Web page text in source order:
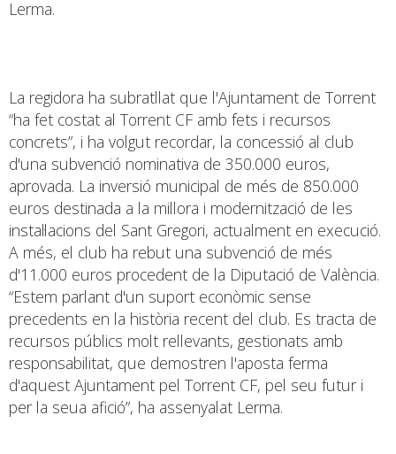
Lerma.
La regidora ha subratllat que l'Ajuntament de Torrent
“ha fet costat al Torrent CF amb fets i recursos
concrets”, i ha volgut recordar, la concessió al club
d'una subvenció nominativa de 350.000 euros,
aprovada. La inversió municipal de més de 850.000
euros destinada a la millora i modernització de les
instal·lacions del Sant Gregori, actualment en execució.
A més, el club ha rebut una subvenció de més
d'11.000 euros procedent de la Diputació de València.
“Estem parlant d'un suport econòmic sense
precedents en la història recent del club. Es tracta de
recursos públics molt rellevants, gestionats amb
responsabilitat, que demostren l'aposta ferma
d'aquest Ajuntament pel Torrent CF, pel seu futur i
per la seua afició”, ha assenyalat Lerma.